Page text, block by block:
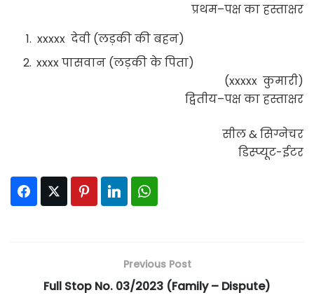
प्रथम–पक्ष का हस्ताक्षर
xxxxx देवी (लड़की की बहन)
xxxx पासवान (लड़की के पिता)
(xxxxx कुमारी)
द्वितीय–पक्ष का हस्ताक्षर
सील & सिग्नेचर
डिस्प्यूट-ईटर
FacebookTwitter PinterestLinkedIn
Previous Post
Full Stop No. 03/2023 (Family – Dispute)